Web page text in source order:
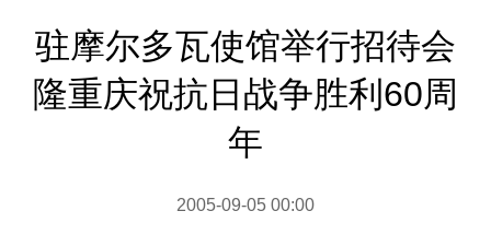
驻摩尔多瓦使馆举行招待会
隆重庆祝抗日战争胜利60周
年
2005-09-05 00:00